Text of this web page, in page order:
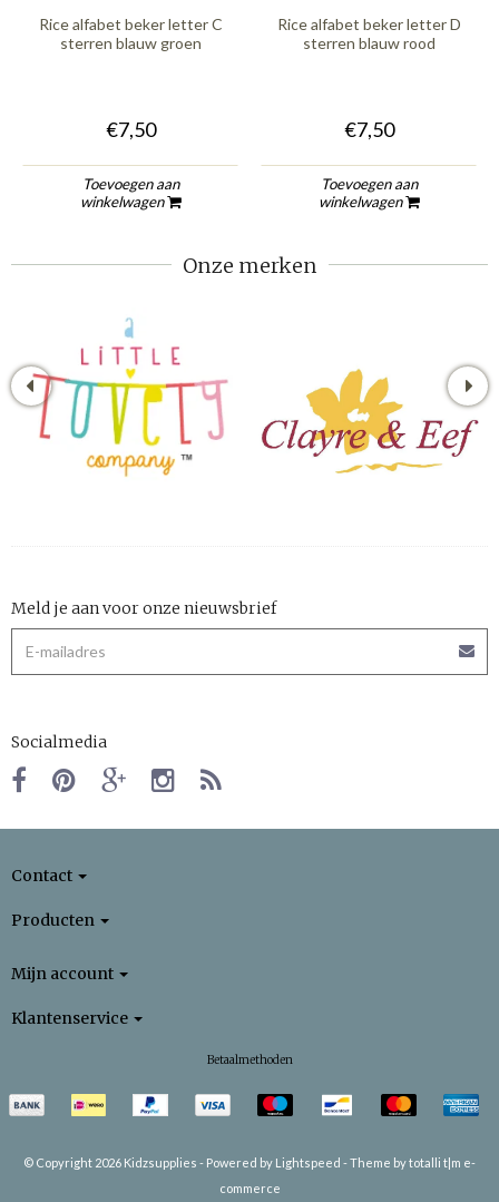
Rice alfabet beker letter C
sterren blauw groen
€7,50
Toevoegen aan
winkelwagen
Rice alfabet beker letter D
sterren blauw rood
€7,50
Toevoegen aan
winkelwagen
Onze merken
Meld je aan voor onze nieuwsbrief
Socialmedia
Contact
Producten
Mijn account
Klantenservice
Betaalmethoden
© Copyright 2026 Kidzsupplies - Powered by Lightspeed -Theme by totalli t|m e-
commerce